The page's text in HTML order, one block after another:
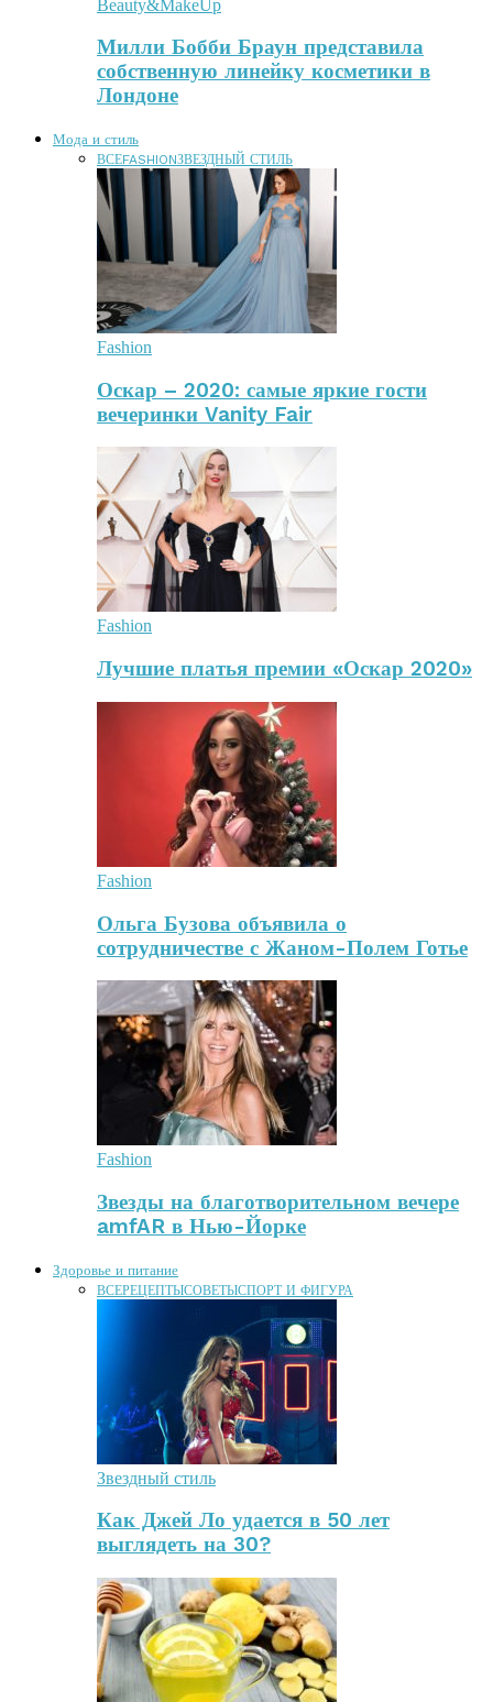
Beauty&MakeUp
Милли Бобби Браун представила
собственную линейку косметики в
Лондоне
Мода и стиль
ВСЕFASHIONЗВЕЗДНЫЙ СТИЛЬ
Fashion
Оскар – 2020: самые яркие гости
вечеринки Vanity Fair
Fashion
Лучшие платья премии «Оскар 2020»
Fashion
Ольга Бузова объявила о
сотрудничестве с Жаном-Полем Готье
Fashion
Звезды на благотворительном вечере
amfAR в Нью-Йорке
Здоровье и питание
ВСЕРЕЦЕПТЫСОВЕТЫСПОРТ И ФИГУРА
Звездный стиль
Как Джей Ло удается в 50 лет
выглядеть на 30?